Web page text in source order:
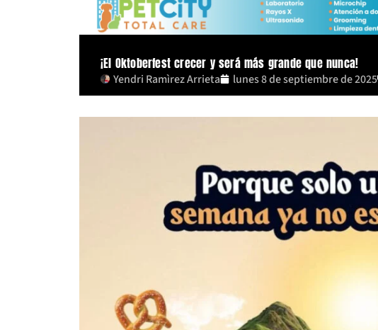
¡El Oktoberfest crecer y será más grande que nunca!
Yendri Ramìrez Arrieta lunes 8 de septiembre de 2025